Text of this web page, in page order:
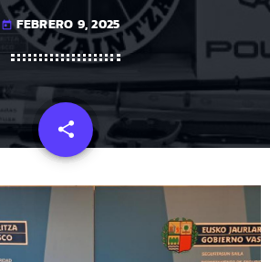
today FEBRERO 9, 2025
share
email